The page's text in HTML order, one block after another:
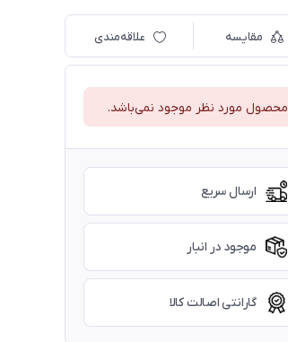
مقایسه علاقه‌مندی
محصول مورد نظر موجود نمی‌باشد.
ارسال سریع
موجود در انبار
گارانتی اصالت کالا